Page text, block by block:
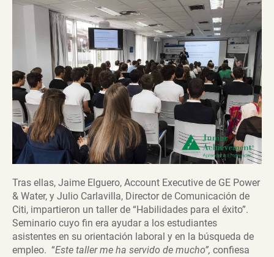
Tras ellas, Jaime Elguero, Account Executive de GE Power
& Water, y Julio Carlavilla, Director de Comunicación de
Citi, impartieron un taller de “Habilidades para el éxito”.
Seminario cuyo fin era ayudar a los estudiantes
asistentes en su orientación laboral y en la búsqueda de
empleo. “Este taller me ha servido de mucho”, confiesa